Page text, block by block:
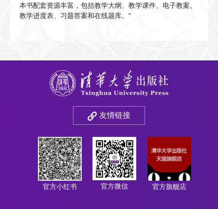
本书配套资源丰富，包括教学大纲、教学课件、电子教案、
教学进度表、习题答案和在线题库。"
友情链接
官方小红书 官方微信 官方旗舰店